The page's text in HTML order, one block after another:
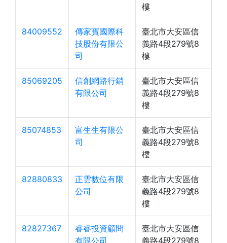
樓
84009552
傳家寶國際科
技股份有限公
司
臺北市大安區信
義路4段279號8
樓
85069205
信創網路行銷
有限公司
臺北市大安區信
義路4段279號8
樓
85074853
富生生有限公
司
臺北市大安區信
義路4段279號8
樓
82880833
正雲數位有限
公司
臺北市大安區信
義路4段279號8
樓
82827367
睿睿投資顧問
有限公司
臺北市大安區信
義路4段279號8